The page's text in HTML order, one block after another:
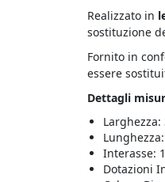
Realizzato in
sostituzione
Fornito in
essere
Dettagli
Larghezza:
Interasse:
Dotazioni